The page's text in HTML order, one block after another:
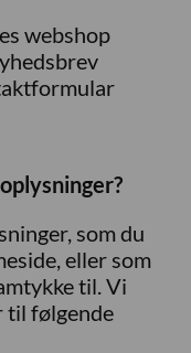
webshop
som du
eller som
til. Vi
til følgende